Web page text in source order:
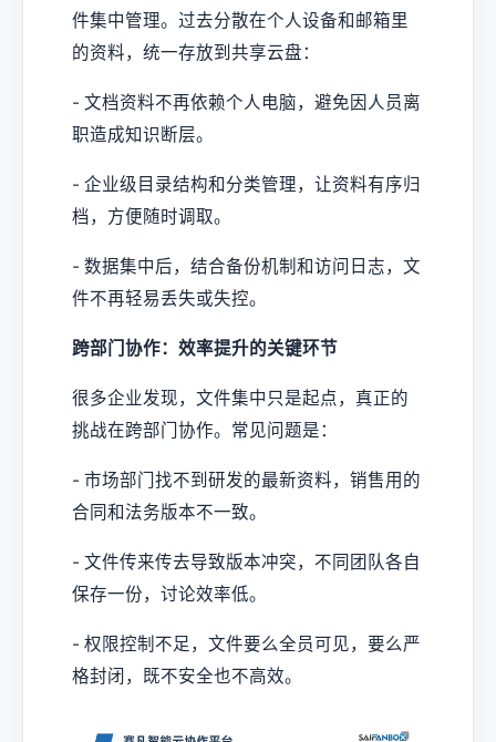
件集中管理。过去分散在个人设备和邮箱里
的资料，统一存放到共享云盘：
- 文档资料不再依赖个人电脑，避免因人员离
职造成知识断层。
- 企业级目录结构和分类管理，让资料有序归
档，方便随时调取。
- 数据集中后，结合备份机制和访问日志，文
件不再轻易丢失或失控。
跨部门协作：效率提升的关键环节
很多企业发现，文件集中只是起点，真正的
挑战在跨部门协作。常见问题是：
- 市场部门找不到研发的最新资料，销售用的
合同和法务版本不一致。
- 文件传来传去导致版本冲突，不同团队各自
保存一份，讨论效率低。
- 权限控制不足，文件要么全员可见，要么严
格封闭，既不安全也不高效。